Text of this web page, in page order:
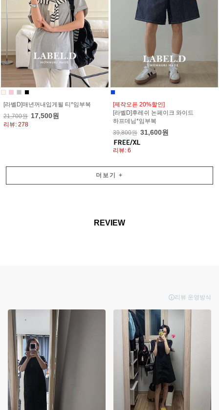
[라벨D]매년꺼내입게될 티*임부복
21,700원 17,500원
리뷰: 278
[제작오픈 20%할인]
[라벨D]후레쉬 논페이크 와이드
하프데님*임부복
39,800원 31,600원
리뷰: 6
더보기 +
REVIEW